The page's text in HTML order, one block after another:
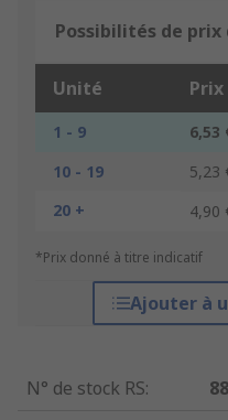
Possibilités de prix
Unité
1 - 9
6,53
10 - 19
5,23
20 +
4,90
*Prix donné à titre indicatif
Ajouter à
N° de stock RS: